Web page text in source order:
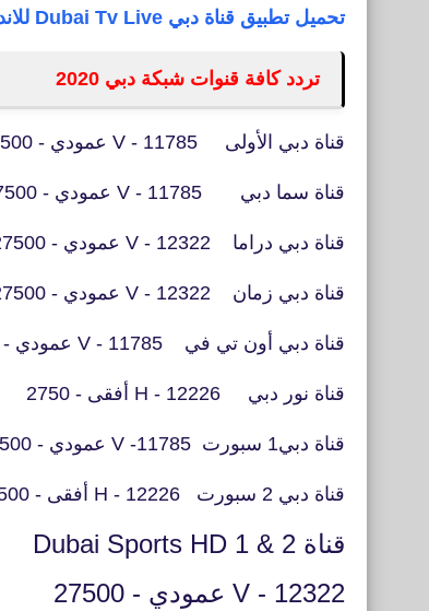
تحميل تطبيق قناة دبي Dubai Tv Live للاندرويد والايفون
تردد كافة قنوات شبكة دبي 2020
قناة دبي الأولى 11785 - V عمودي - 27500
قناة سما دبي 11785 - V عمودي - 27500
قناة دبي دراما 12322 - V عمودي - 27500
قناة دبي زمان 12322 - V عمودي - 27500
قناة دبي أون تي في 11785 - V عمودي - 27500
قناة نور دبي 12226 - H أفقى - 2750
قناة دبي1 سبورت 11785- V عمودي - 27500
قناة دبي 2 سبورت 12226 - H أفقى - 27500
قناة Dubai Sports HD 1 & 2
12322 - V عمودي - 27500